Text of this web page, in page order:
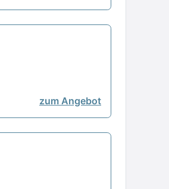
zum Angebot